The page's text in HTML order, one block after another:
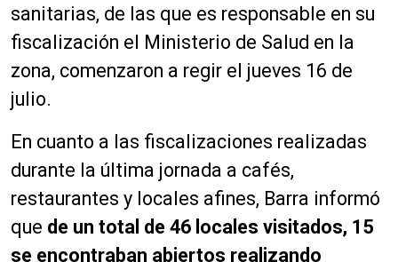
sanitarias, de las que es responsable en su
fiscalización el Ministerio de Salud en la
zona, comenzaron a regir el jueves 16 de
julio.
En cuanto a las fiscalizaciones realizadas
durante la última jornada a cafés,
restaurantes y locales afines, Barra informó
que de un total de 46 locales visitados, 15
se encontraban abiertos realizando